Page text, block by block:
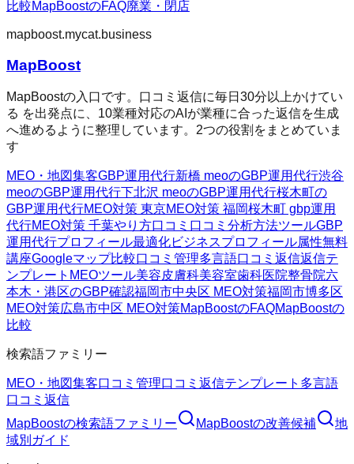
比較MapBoostのFAQ廃業・閉店
mapboost.mycat.business
MapBoost
MapBoostの入口です。口コミ返信に毎日30分以上かけてい
る を出発点に、10業種対応のAIが業種に合った返信を生成
へ進めるように整理しています。2つの役割をまとめていま
す
MEO・地図集客GBP運用代行新橋 meoのGBP運用代行渋谷
meoのGBP運用代行下北沢 meoのGBP運用代行桜木町の
GBP運用代行MEO対策 東京MEO対策 福岡桜木町 gbp運用
代行MEO対策 千葉やり方口コミ 口コミ分析方法ツールGBP
運用代行プロフィール最適化ビジネスプロフィール属性無料
講座Googleマップ比較口コミ管理多言語口コミ返信返信テ
ンプレート MEOツール美容皮膚科美容室歯科医院整骨院六
本木・港区のGBP確認福岡市中央区 MEO対策福岡市博多区
MEO対策広島市中区 MEO対策MapBoostのFAQMapBoostの
比較
検索語ファミリー
MEO・地図集客口コミ管理口コミ返信テンプレート 多言語
口コミ返信
MapBoostの検索語ファミリー MapBoostの改善候補
地
域別ガイド